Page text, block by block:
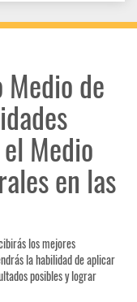
Medio de
Medio
en las
los mejores
la habilidad de aplicar
posibles y lograr